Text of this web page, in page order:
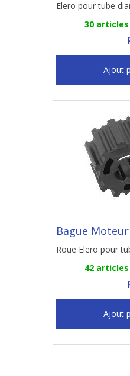
Elero pour tube
30
Ajout
Bague Moteur
Roue Elero pour
42
Ajout